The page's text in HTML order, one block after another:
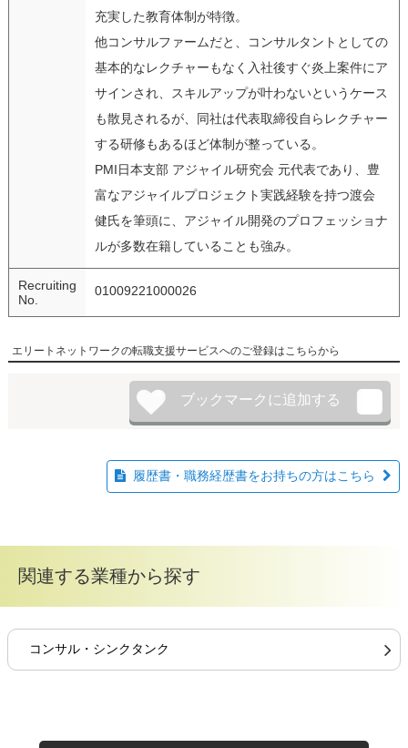
充実した教育体制が特徴。
他コンサルファームだと、コンサルタントとしての
基本的なレクチャーもなく入社後すぐ炎上案件にア
サインされ、スキルアップが叶わないというケース
も散見されるが、同社は代表取締役自らレクチャー
する研修もあるほど体制が整っている。
PMI日本支部 アジャイル研究会 元代表であり、豊
富なアジャイルプロジェクト実践経験を持つ渡会
健氏を筆頭に、アジャイル開発のプロフェッショナ
ルが多数在籍していることも強み。
Recruiting
No.
01009221000026
エリートネットワークの転職支援サービスへのご登録はこちらから
履歴書・職務経歴書をお持ちの方はこちら
関連する業種から探す
コンサル・シンクタンク